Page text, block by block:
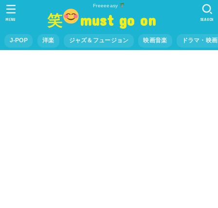
Freeeeasy
笑 must go on
J-POP 洋楽 ジャズ＆フュージョン 映画音楽 ドラマ・映
SEARCH
MENU